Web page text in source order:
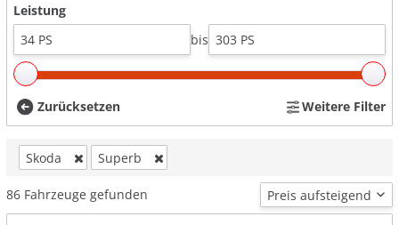
Leistung
bis
Zurücksetzen Weitere Filter
Skoda Superb
86 Fahrzeuge gefunden